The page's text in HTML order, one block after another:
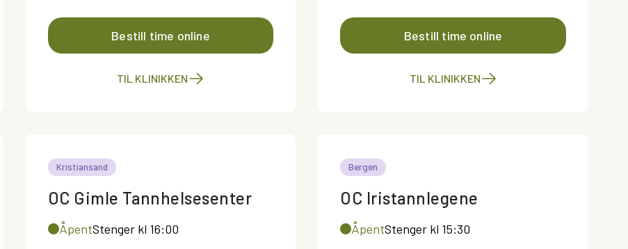
Bestill time online
TIL KLINIKKEN
Bestill time online
TIL KLINIKKEN
Kristiansand
OC Gimle Tannhelsesenter
ÅpentStenger kl 16:00
Bergen
OC Iristannlegene
ÅpentStenger kl 15:30